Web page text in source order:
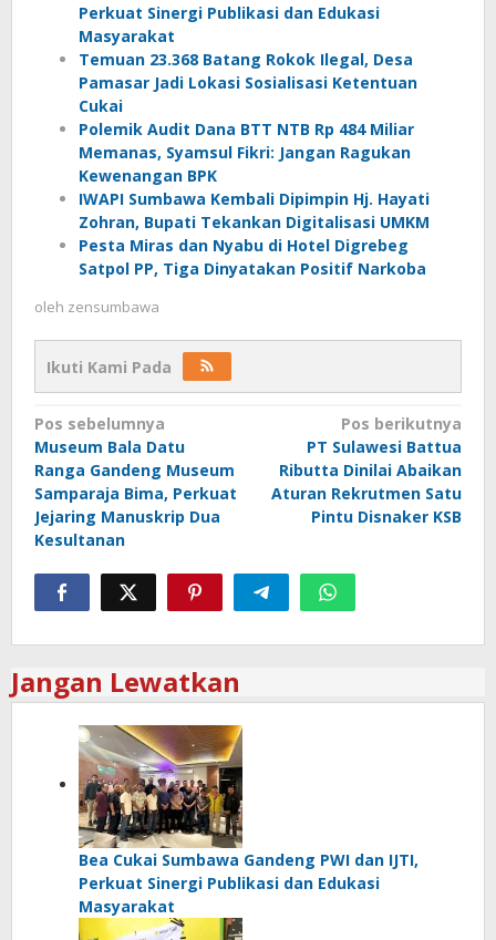
Perkuat Sinergi Publikasi dan Edukasi
Masyarakat
Temuan 23.368 Batang Rokok Ilegal, Desa
Pamasar Jadi Lokasi Sosialisasi Ketentuan
Cukai
Polemik Audit Dana BTT NTB Rp 484 Miliar
Memanas, Syamsul Fikri: Jangan Ragukan
Kewenangan BPK
IWAPI Sumbawa Kembali Dipimpin Hj. Hayati
Zohran, Bupati Tekankan Digitalisasi UMKM
Pesta Miras dan Nyabu di Hotel Digrebeg
Satpol PP, Tiga Dinyatakan Positif Narkoba
oleh zensumbawa
Ikuti Kami Pada
Navigasi
pos
Pos sebelumnya
Museum Bala Datu
Ranga Gandeng Museum
Samparaja Bima, Perkuat
Jejaring Manuskrip Dua
Kesultanan
Pos berikutnya
PT Sulawesi Battua
Ributta Dinilai Abaikan
Aturan Rekrutmen Satu
Pintu Disnaker KSB
Jangan Lewatkan
Bea Cukai Sumbawa Gandeng PWI dan IJTI,
Perkuat Sinergi Publikasi dan Edukasi
Masyarakat